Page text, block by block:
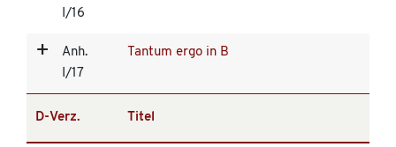
I/16
Anh.
I/17
Tantum ergo in B
D-Verz. Titel